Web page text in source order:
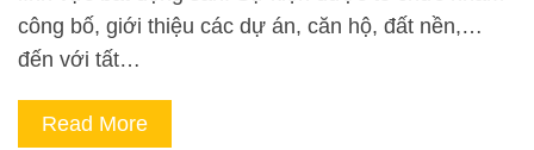
công bố, giới thiệu các dự án, căn hộ, đất nền,…
đến với tất…
Read More